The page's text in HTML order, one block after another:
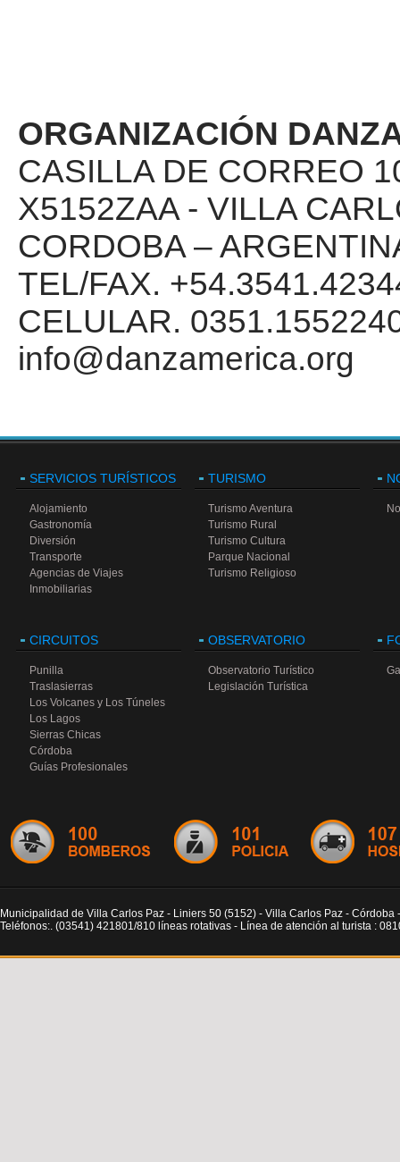
ORGANIZACIÓN
CASILLA DE CORREO
X5152ZAA - VILLA
CORDOBA –
TEL/FAX.
CELULAR.
info@danzamerica.org
SERVICIOS TURÍSTICOS
Alojamiento
Gastronomía
Diversión
Transporte
Agencias de Viajes
Inmobiliarias
TURISMO
Turismo Aventura
Turismo Rural
Turismo Cultura
Parque Nacional
Turismo Religioso
CIRCUITOS
Punilla
Traslasierras
Los Volcanes y Los Túneles
Los Lagos
Sierras Chicas
Córdoba
Guías Profesionales
OBSERVATORIO
Observatorio Turístico
Legislación Turística
Municipalidad de Villa Carlos Paz - Liniers 50 (5152) - Villa Carlos Paz - Córdoba
Teléfonos:. (03541) 421801/810 líneas rotativas - Línea de atención al turista :